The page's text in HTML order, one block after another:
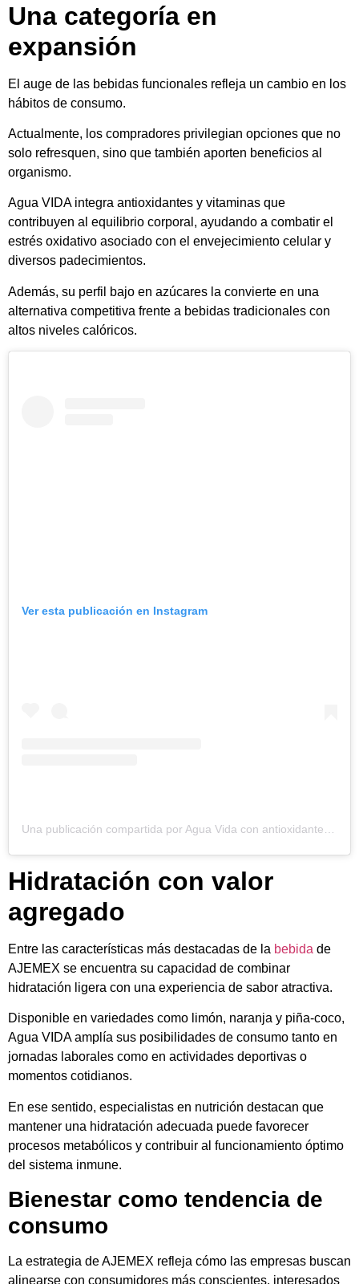
Una categoría en
expansión
El auge de las bebidas funcionales refleja un cambio en los
hábitos de consumo.
Actualmente, los compradores privilegian opciones que no
solo refresquen, sino que también aporten beneficios al
organismo.
Agua VIDA integra antioxidantes y vitaminas que
contribuyen al equilibrio corporal, ayudando a combatir el
estrés oxidativo asociado con el envejecimiento celular y
diversos padecimientos.
Además, su perfil bajo en azúcares la convierte en una
alternativa competitiva frente a bebidas tradicionales con
altos niveles calóricos.
Ver esta publicación en Instagram
Hidratación con valor
agregado
Entre las características más destacadas de la bebida de
AJEMEX se encuentra su capacidad de combinar
hidratación ligera con una experiencia de sabor atractiva.
Disponible en variedades como limón, naranja y piña-coco,
Agua VIDA amplía sus posibilidades de consumo tanto en
jornadas laborales como en actividades deportivas o
momentos cotidianos.
En ese sentido, especialistas en nutrición destacan que
mantener una hidratación adecuada puede favorecer
procesos metabólicos y contribuir al funcionamiento óptimo
del sistema inmune.
Bienestar como tendencia de
consumo
La estrategia de AJEMEX refleja cómo las empresas buscan
alinearse con consumidores más conscientes, interesados